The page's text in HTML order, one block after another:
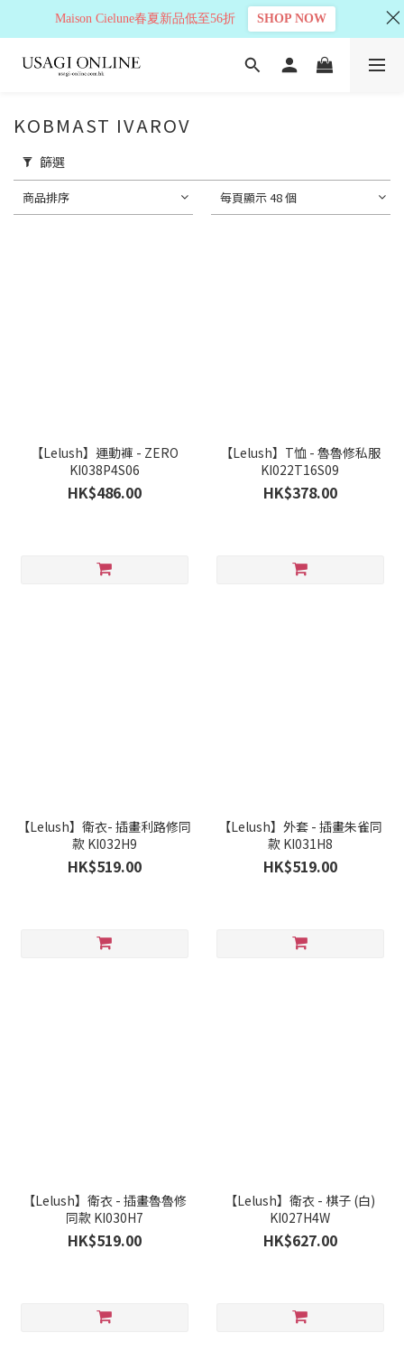
KOBMAST IVAROV
篩選
商品排序 每頁顯示 48 個
【Lelush】運動褲 - ZERO
KI038P4S06
HK$486.00
【Lelush】T恤 - 魯魯修私服
KI022T16S09
HK$378.00
【Lelush】衛衣- 插畫利路修同
款 KI032H9
HK$519.00
【Lelush】外套 - 插畫朱雀同
款 KI031H8
HK$519.00
【Lelush】衛衣 - 插畫魯魯修
同款 KI030H7
HK$519.00
【Lelush】衛衣 - 棋子 (白)
KI027H4W
HK$627.00
Maison Cielune春夏新品低至56折 SHOP NOW